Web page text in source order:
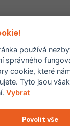
2.
© 2011–2026
používá
správného
cookie, které
Tyto jsou
Vybrat
Povolit vše